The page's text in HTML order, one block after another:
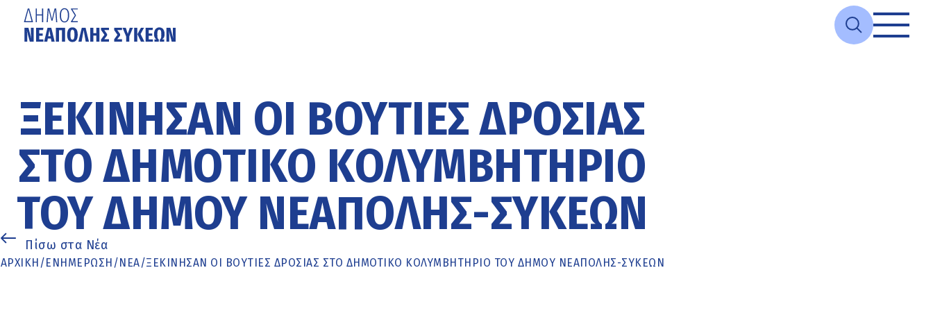
περιεχόμενο
ΞΕΚΊΝΗΣΑΝ ΟΙ ΒΟΥΤΙΈΣ ΔΡΟΣΙΆΣ
ΣΤΟ ΔΗΜΟΤΙΚΌ ΚΟΛΥΜΒΗΤΉΡΙΟ
ΤΟΥ ΔΉΜΟΥ ΝΕΆΠΟΛΗΣ-ΣΥΚΕΏΝ
Πίσω στα Νέα
ΑΡΧΙΚΉ /ΕΝΗΜΈΡΩΣΗ /ΝΕΑ/ΞΕΚΊΝΗΣΑΝ ΟΙ ΒΟΥΤΙΈΣ ΔΡΟΣΙΆΣ ΣΤΟ ΔΗΜΟΤΙΚΌ ΚΟΛΥΜΒΗΤΉΡΙΟ ΤΟΥ ΔΉΜΟΥ ΝΕΆΠΟΛΗΣ-ΣΥΚΕΏΝ